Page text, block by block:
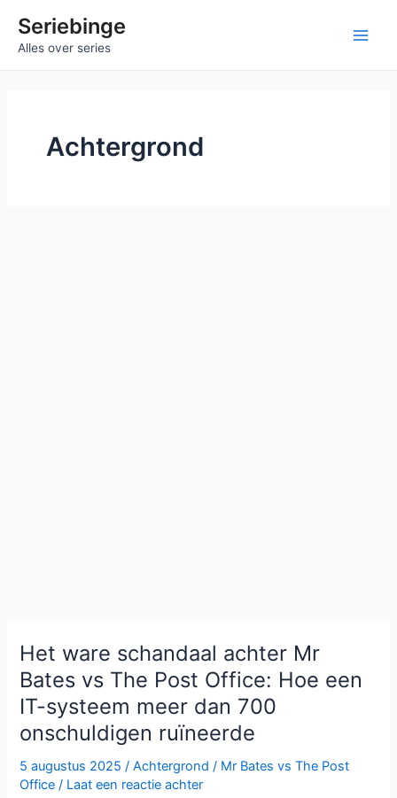
naarSeriebinge
Alles over series
Achtergrond
Het ware schandaal achter Mr
Bates vs The Post Office: Hoe een
IT-systeem meer dan 700
onschuldigen ruïneerde
5 augustus 2025/Achtergrond / Mr Bates vs The Post
Office / Laat een reactie achter